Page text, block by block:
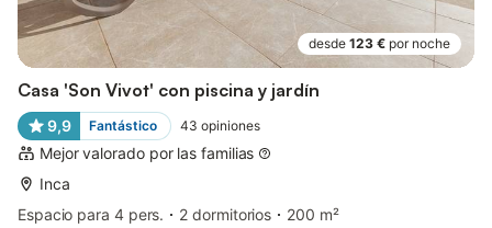
desde 123 € por noche
Casa 'Son Vivot' con piscina y jardín
9,9 Fantástico 43 opiniones
Mejor valorado por las familias
Inca
Espacio para 4 pers.
2 dormitorios
200 m²